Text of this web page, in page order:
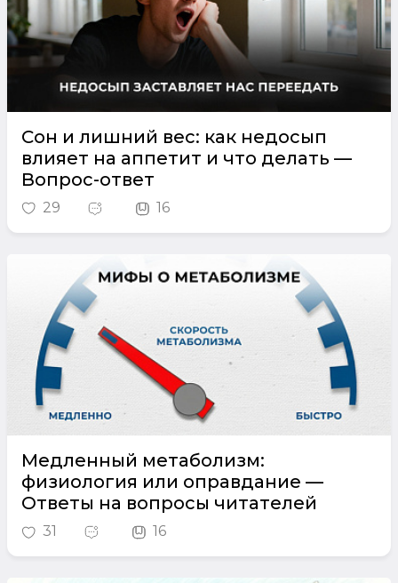
Сон и лишний вес: как недосып
влияет на аппетит и что делать —
Вопрос-ответ
29 16
Медленный метаболизм:
физиология или оправдание —
Ответы на вопросы читателей
31 16